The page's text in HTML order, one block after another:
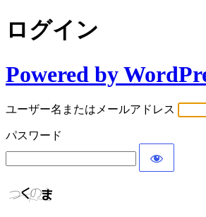
ログイン
Powered by
ユーザー名またはメールアドレス
パスワード